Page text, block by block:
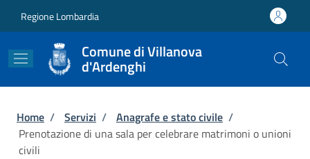
Regione Lombardia
Comune di Villanova
d'Ardenghi
Briciole di pane
Home / Servizi / Anagrafe e stato civile /
Prenotazione di una sala per celebrare matrimoni o unioni
civili